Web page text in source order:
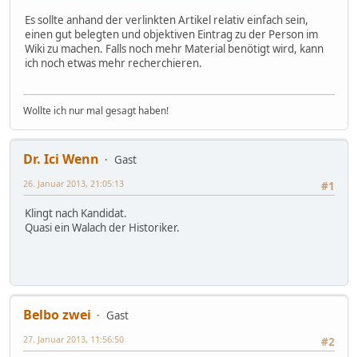
Es sollte anhand der verlinkten Artikel relativ einfach sein,
einen gut belegten und objektiven Eintrag zu der Person im
Wiki zu machen. Falls noch mehr Material benötigt wird, kann
ich noch etwas mehr recherchieren.
Wollte ich nur mal gesagt haben!
Dr. Ici Wenn
Gast
#1
26. Januar 2013, 21:05:13
Klingt nach Kandidat.
Quasi ein Walach der Historiker.
Belbo zwei
Gast
#2
27. Januar 2013, 11:56:50